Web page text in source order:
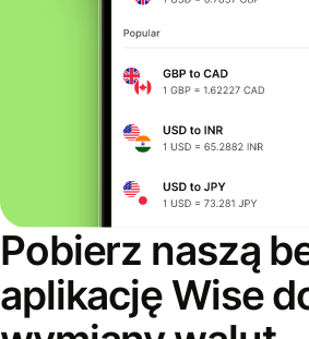
Pobierz naszą
aplikację Wise